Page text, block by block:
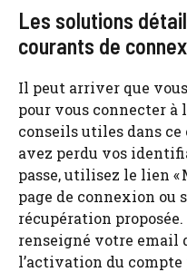
Les solutions
courants de
Il peut arriver que
pour vous connecter à
conseils utiles dans ce
avez perdu vos
passe, utilisez le lien «
page de connexion ou
récupération
renseigné votre email
l’activation du